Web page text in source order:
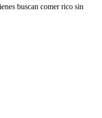
buscan comer rico sin